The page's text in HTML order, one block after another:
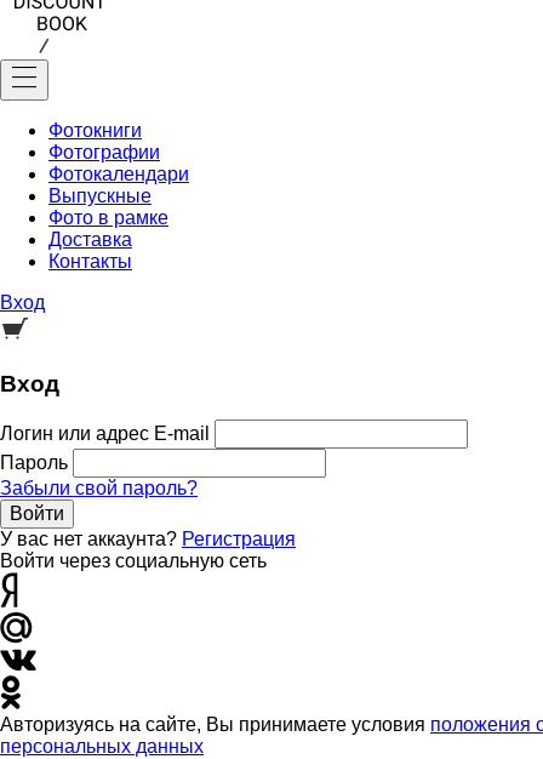
Фотокниги
Фотографии
Фотокалендари
Выпускные
Фото в рамке
Доставка
Контакты
Вход
Вход
Логин или адрес E-mail
Пароль
Забыли свой пароль?
Войти
У вас нет аккаунта? Регистрация
Войти через социальную сеть
Авторизуясь на сайте, Вы принимаете условия положения
персональных данных